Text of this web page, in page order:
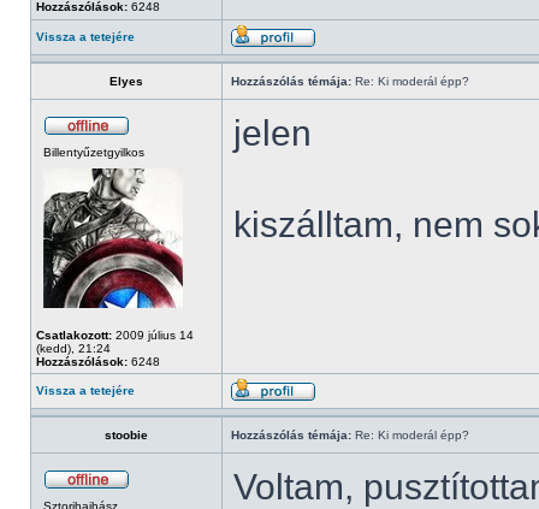
Hozzászólások: 6248
Vissza a tetejére
Elyes Hozzászólás témája: Re: Ki moderál épp?
Billentyűzetgyilkos
Csatlakozott: 2009 július 14
(kedd), 21:24
Hozzászólások: 6248
jelen
kiszálltam, nem
Vissza a tetejére
stoobie Hozzászólás témája: Re: Ki moderál épp?
Sztorihajhász Voltam,